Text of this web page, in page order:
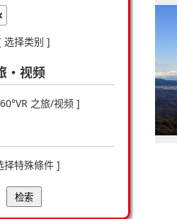
选择类别 ]
・视频
之旅/视频 ]
择特殊條件 ]
检索